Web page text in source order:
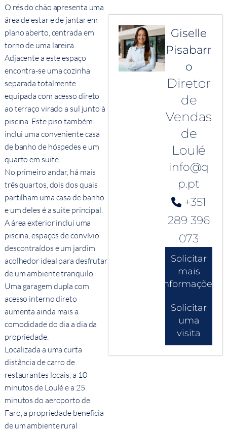
O rés do chão apresenta uma
área de estar e de jantar em
plano aberto, centrada em
torno de uma lareira.
Adjacente a este espaço
encontra-se uma cozinha
separada totalmente
equipada com acesso direto
ao terraço virado a sul junto à
piscina. Este piso também
inclui uma conveniente casa
de banho de hóspedes e um
quarto em suite.
No primeiro andar, há mais
três quartos, dois dos quais
partilham uma casa de banho
e um deles é a suite principal.
A área exterior inclui uma
piscina, espaços de convívio
descontraídos e um jardim
acolhedor ideal para desfrutar
de um ambiente tranquilo.
Uma garagem dupla com
acesso interno direto
aumenta ainda mais a
comodidade do dia a dia da
propriedade.
Localizada a uma curta
distância de carro de
restaurantes locais, a 10
minutos de Loulé e a 25
minutos do aeroporto de
Faro, a propriedade beneficia
de um ambiente rural
Giselle
Pisabarr
o
Diretor
de
Vendas
de
Loulé
info@q
p.pt
+351
289 396
073
Solicitar
mais
informações
Solicitar
uma
visita